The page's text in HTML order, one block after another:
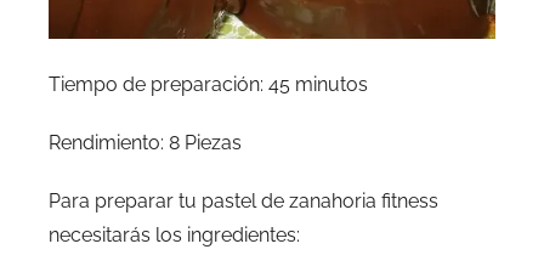
Tiempo de preparación: 45 minutos
Rendimiento: 8 Piezas
Para preparar tu pastel de zanahoria fitness
necesitarás los ingredientes: